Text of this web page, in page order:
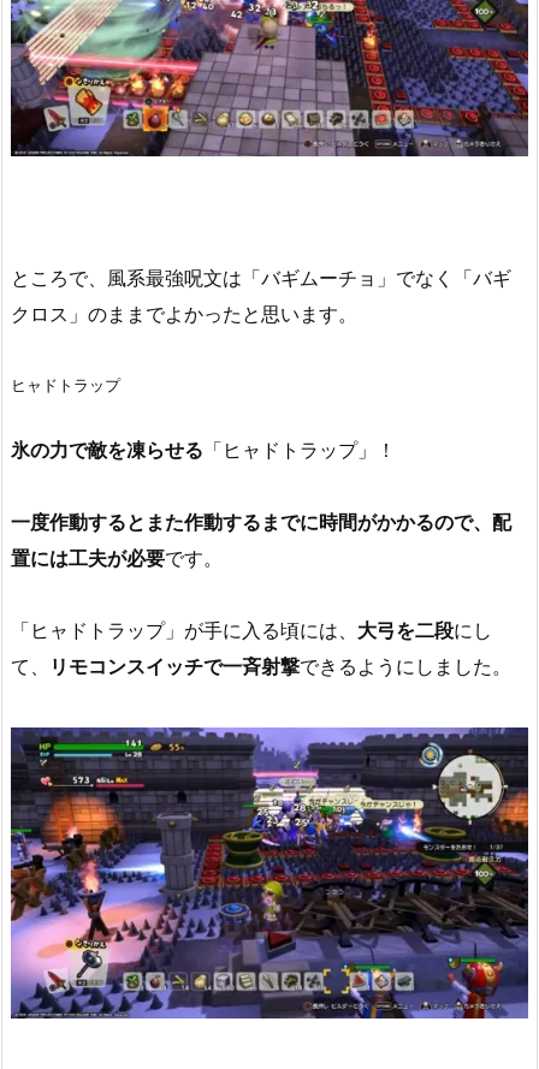
ところで、風系最強呪文は「バギムーチョ」でなく「バギ
クロス」のままでよかったと思います。
ヒャドトラップ
氷の力で敵を凍らせる 「ヒャドトラップ」！
一度作動するとまた作動するまでに時間がかかるので、配
置には工夫が必要です。
「ヒャドトラップ」が手に入る頃には、 大弓を二段にし
て、
リモコンスイッチで一斉射撃できるようにしました。